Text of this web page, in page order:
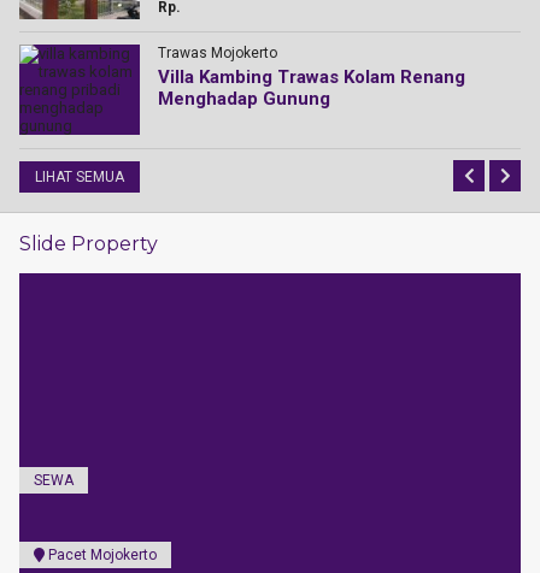
Rp.
Trawas Mojokerto
Villa Kambing Trawas Kolam Renang
Menghadap Gunung
LIHAT SEMUA
Slide Property
SEWA
Pacet Mojokerto